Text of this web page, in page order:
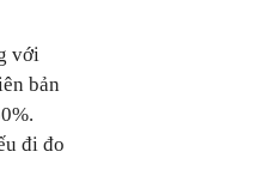
với
bản
đi đo